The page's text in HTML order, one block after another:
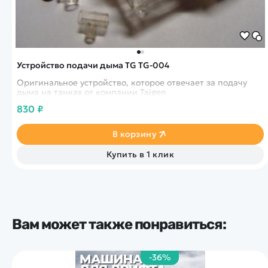
Устройство подачи дыма TG TG-004
Оригинальное устройство, которое отвечает за подачу
дыма на танках от компании Taigen
830 ₽
В корзину
Купить в 1 клик
Вам может также понравиться:
-36%